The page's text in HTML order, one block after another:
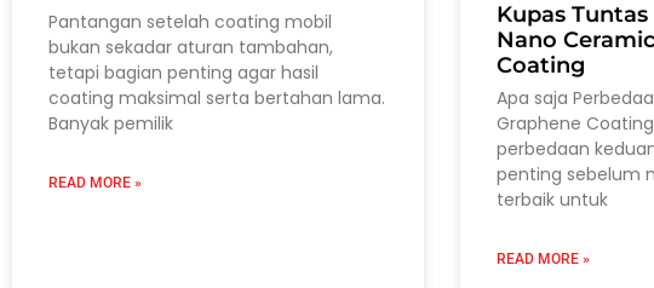
Pantangan setelah coating mobil
bukan sekadar aturan tambahan,
tetapi bagian penting agar hasil
coating maksimal serta bertahan lama.
Banyak pemilik
READ MORE »
Kupas
Nano
Coating
Apa saja
Graphene
perbedaan
penting sebelum
terbaik untuk
READ MORE »